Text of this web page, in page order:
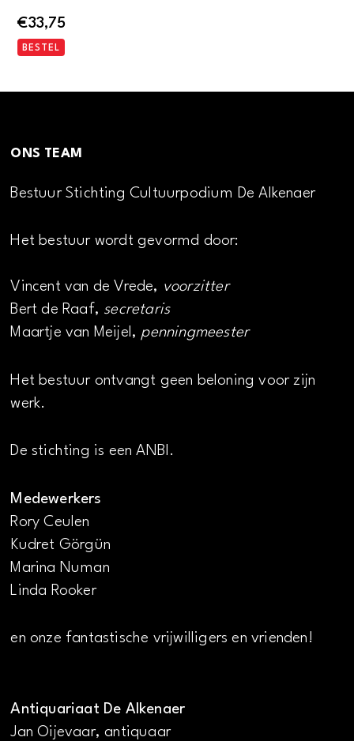
€33,75
BESTEL
ONS TEAM
Bestuur Stichting Cultuurpodium De Alkenaer
Het bestuur wordt gevormd door:
Vincent van de Vrede, voorzitter
Bert de Raaf, secretaris
Maartje van Meijel, penningmeester
Het bestuur ontvangt geen beloning voor zijn
werk.
De stichting is een ANBI.
Medewerkers
Rory Ceulen
Kudret Görgün
Marina Numan
Linda Rooker
en onze fantastische vrijwilligers en vrienden!
Antiquariaat De Alkenaer
Jan Oijevaar, antiquaar